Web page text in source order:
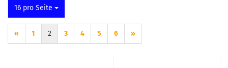
16 pro Seite
« 1 2 3 4 5 6 »